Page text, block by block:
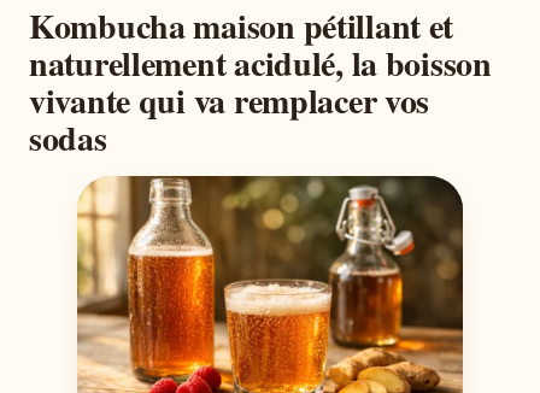
Kombucha maison pétillant et
naturellement acidulé, la boisson
vivante qui va remplacer vos
sodas